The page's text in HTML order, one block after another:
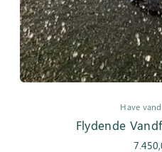
Have
Flydende